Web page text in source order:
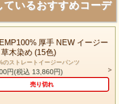
ているおすすめコーデ
厚手 NEW イージー
木染め (15色)
のストレートイージーパンツ
円(税込 13,860円)
売り切れ